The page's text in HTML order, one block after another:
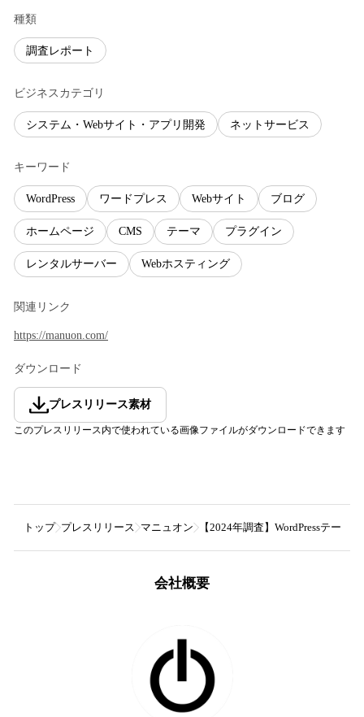
種類
調査レポート
ビジネスカテゴリ
システム・Webサイト・アプリ開発 ネットサービス
キーワード
WordPress ワードプレス Webサイト ブログ
ホームページ CMS テーマ プラグイン
レンタルサーバー Webホスティング
関連リンク
https://manuon.com/
ダウンロード
プレスリリース素材
このプレスリリース内で使われている画像ファイルがダウンロードできます
トップ プレスリリース マニュオン 【2024年調査】WordPressテー
会社概要